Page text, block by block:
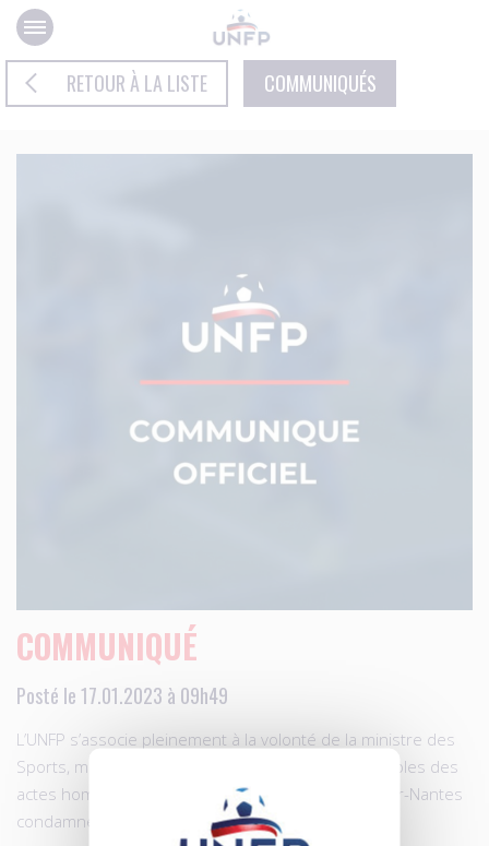
Panneau de gestion des cookies
RETOUR À LA LISTE COMMUNIQUÉS
COMMUNIQUÉ
Posté le 17.01.2023 à 09h49
L’UNFP s’associe pleinement à la volonté de la ministre des
Sports, madame Oudéa-Castéra, de voir les coupables des
actes homophobes lors de la rencontre Montpellier-Nantes
condamnés avec la plus grande fermeté.